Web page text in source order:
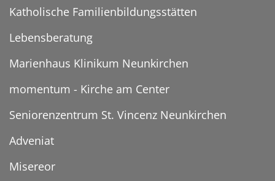
Katholische Familienbildungsstätten
Lebensberatung
Marienhaus Klinikum Neunkirchen
momentum - Kirche am Center
Seniorenzentrum St. Vincenz Neunkirchen
Adveniat
Misereor